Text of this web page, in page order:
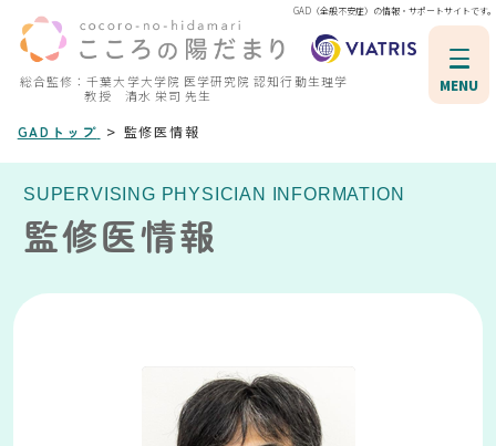
総合監修：千葉大学大学院 医学研究院 認知行動生理学
教授 清水 栄司 先生
GAD（全般不安症）の情報・サポートサイトです。
MENU
GADトップ > 監修医情報
SUPERVISING PHYSICIAN INFORMATION
監修医情報